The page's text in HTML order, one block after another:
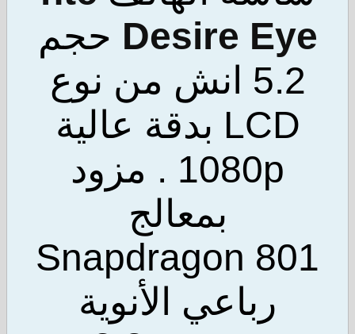
Desireحجم
5.2 انش من نوع
LCD بدقة عالية
1080p . مزود
بمعالج
Snapdragon
رباعي الأنوية